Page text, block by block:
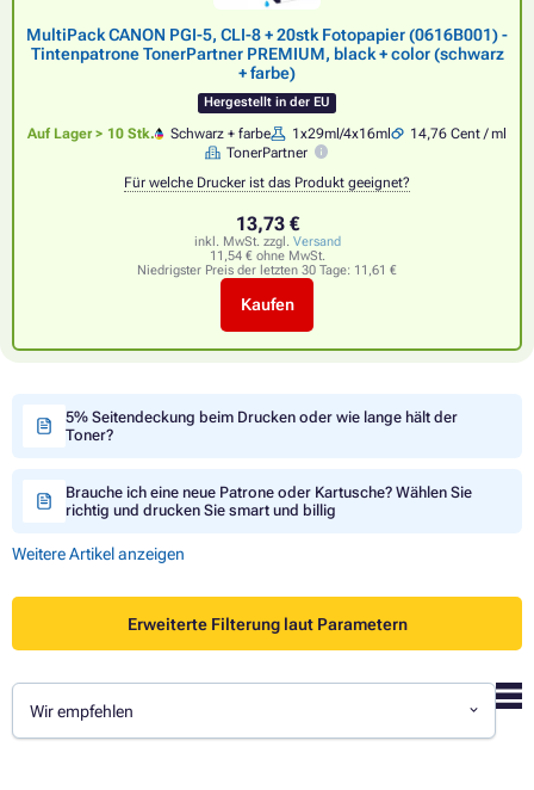
MultiPack CANON PGI-5, CLI-8 + 20stk Fotopapier (0616B001) -
Tintenpatrone TonerPartner PREMIUM, black + color (schwarz
+ farbe)
Hergestellt in der EU
Auf Lager > 10 Stk. Schwarz + farbe 1x29ml/4x16ml
14,76 Cent / ml
TonerPartner
Für welche Drucker ist das Produkt geeignet?
13,73 €
inkl. MwSt. zzgl. Versand
11,54 € ohne MwSt.
Niedrigster Preis der letzten 30 Tage: 11,61 €
Kaufen
5% Seitendeckung beim Drucken oder wie lange hält der
Toner?
Brauche ich eine neue Patrone oder Kartusche? Wählen Sie
richtig und drucken Sie smart und billig
Weitere Artikel anzeigen
Erweiterte Filterung laut Parametern
Wir empfehlen